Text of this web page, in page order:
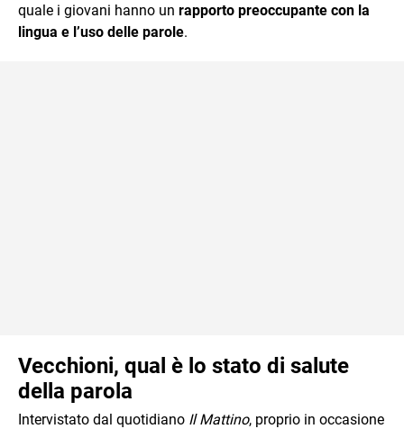
quale i giovani hanno un rapporto preoccupante con la
lingua e l’uso delle parole.
Vecchioni, qual è lo stato di salute
della parola
Intervistato dal quotidiano Il Mattino, proprio in occasione